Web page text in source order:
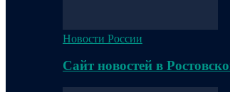
Новости России
Сайт новостей в